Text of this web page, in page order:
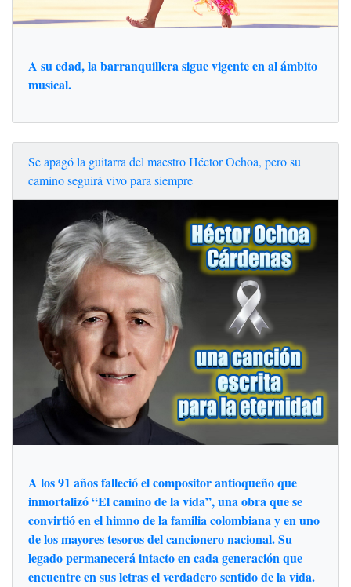
A su edad, la barranquillera sigue vigente en al ámbito
musical.
Se apagó la guitarra del maestro Héctor Ochoa, pero su
camino seguirá vivo para siempre
A los 91 años falleció el compositor antioqueño que
inmortalizó “El camino de la vida”, una obra que se
convirtió en el himno de la familia colombiana y en uno
de los mayores tesoros del cancionero nacional. Su
legado permanecerá intacto en cada generación que
encuentre en sus letras el verdadero sentido de la vida.